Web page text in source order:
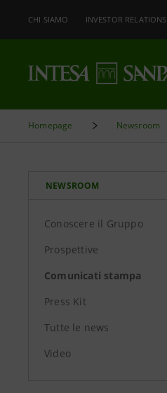
CHI SIAMO INVESTOR RELATIONS
Homepage Newsroom
NEWSROOM
Conoscere il Gruppo
Prospettive
Comunicati stampa
Press Kit
Tutte le news
Video